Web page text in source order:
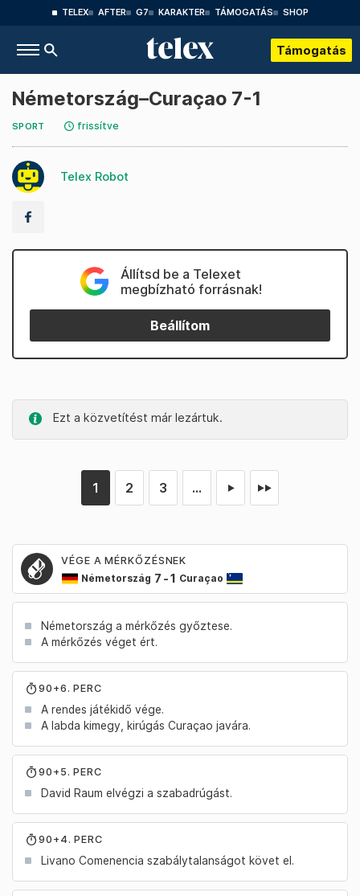
TELEX AFTER G7 KARAKTER TÁMOGATÁS SHOP
Támogatás
Németország–Curaçao 7-1
SPORT frissítve
Telex Robot
Állítsd be a Telexet
megbízható forrásnak!
Beállítom
Ezt a közvetítést már lezártuk.
1 2 3 ... ► ►►
VÉGE A MÉRKŐZÉSNEK
Németország 7 -1 Curaçao
Németország a mérkőzés győztese.
A mérkőzés véget ért.
90+6. PERC
A rendes játékidő vége.
A labda kimegy, kirúgás Curaçao javára.
90+5. PERC
David Raum elvégzi a szabadrúgást.
90+4. PERC
Livano Comenencia szabálytalanságot követ el.